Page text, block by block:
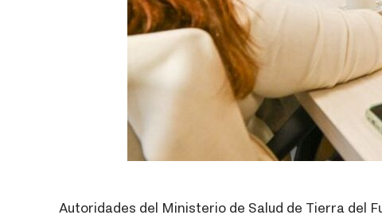
Autoridades del Ministerio de Salud de Tierra del